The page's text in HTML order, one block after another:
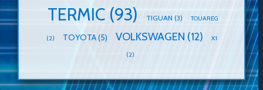
TERMIC (93) TIGUAN (3) TOUAREG
(2) TOYOTA(5) VOLKSWAGEN (12) X1
(2)